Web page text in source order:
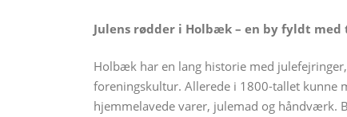
Julens rødder i Holbæk – en by fyldt
Holbæk har en lang historie med
foreningskultur. Allerede i 1800-tallet kunne
hjemmelavede varer, julemad og håndværk.